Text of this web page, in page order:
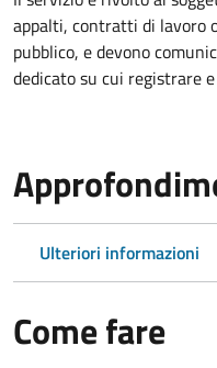
appalti, contratti di lavoro
pubblico, e devono
dedicato su cui registrare
Ulteriori informazioni
Come fare